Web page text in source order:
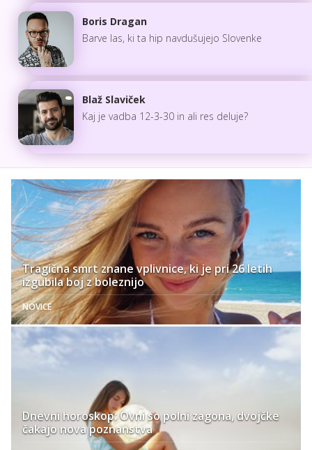
Boris Dragan
Barve las, ki ta hip navdušujejo Slovenke
Blaž Slaviček
Kaj je vadba 12-3-30 in ali res deluje?
Tragična smrt znane vplivnice, ki je pri 26 letih
izgubila boj z boleznijo
NOVICE
Dnevni horoskop: Ovni so polni zagona, dvojčke
čakajo nova poznanstva